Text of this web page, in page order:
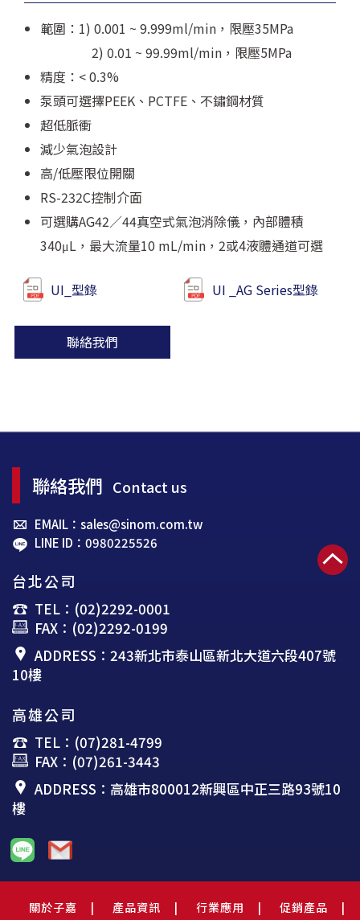
範圍：1) 0.001 ~ 9.999ml/min，限壓35MPa
2) 0.01 ~ 99.99ml/min，限壓5MPa
精度：< 0.3%
泵頭可選擇PEEK、PCTFE、不鏽鋼材質
超低脈衝
減少氣泡設計
高/低壓限位開關
RS-232C控制介面
可選購AG42／44真空式氣泡消除儀，內部體積
340μL，最大流量10 mL/min，2或4液體通道可選
UI_型錄 UI _AG Series型錄
聯絡我們
聯絡我們 Contact us
EMAIL：sales@sinom.com.tw
LINE ID：0980225526
台北公司
TEL：(02)2292-0001
FAX：(02)2292-0199
ADDRESS：243新北市泰山區新北大道六段407號
10樓
高雄公司
TEL：(07)281-4799
FAX：(07)261-3443
ADDRESS：高雄市800012新興區中正三路93號10
樓
關於子嘉 產品資訊 行業應用 促銷產品